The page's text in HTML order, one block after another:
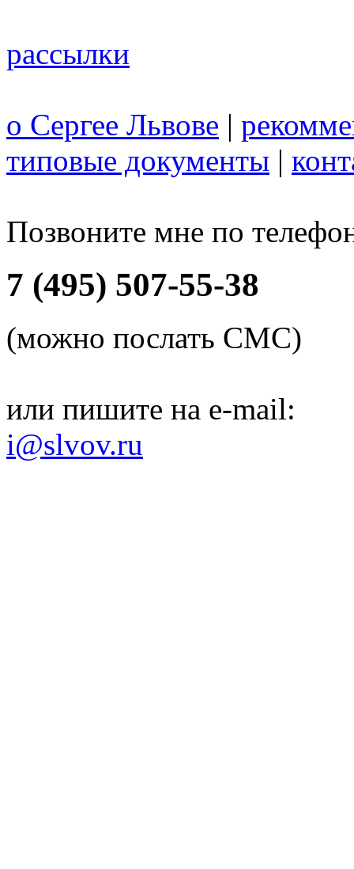
рассылки
о Сергее Львове |
типовые документы |
Позвоните мне по
7 (495) 507-55-38
(можно послать СМС)
или пишите на e-mail:
i@slvov.ru